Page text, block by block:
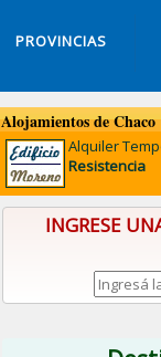
PROVINCIAS
Alojamientos de Chaco
Alquiler
Resistencia
INGRESE